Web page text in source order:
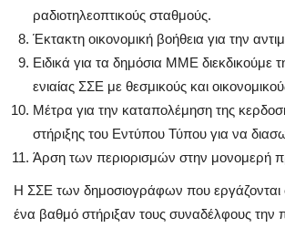
ραδιοτηλεοπτικούς σταθμούς.
Έκτακτη οικονομική βοήθεια για την
Ειδικά για τα δημόσια ΜΜΕ
ενιαίας ΣΣΕ με θεσμικούς και
Μέτρα για την καταπολέμηση της
στήριξης του Εντύπου Τύπου για να
Άρση των περιορισμών στην μονομερή
Η ΣΣΕ των δημοσιογράφων που εργάζονται
ένα βαθμό στήριξαν τους συναδέλφους την